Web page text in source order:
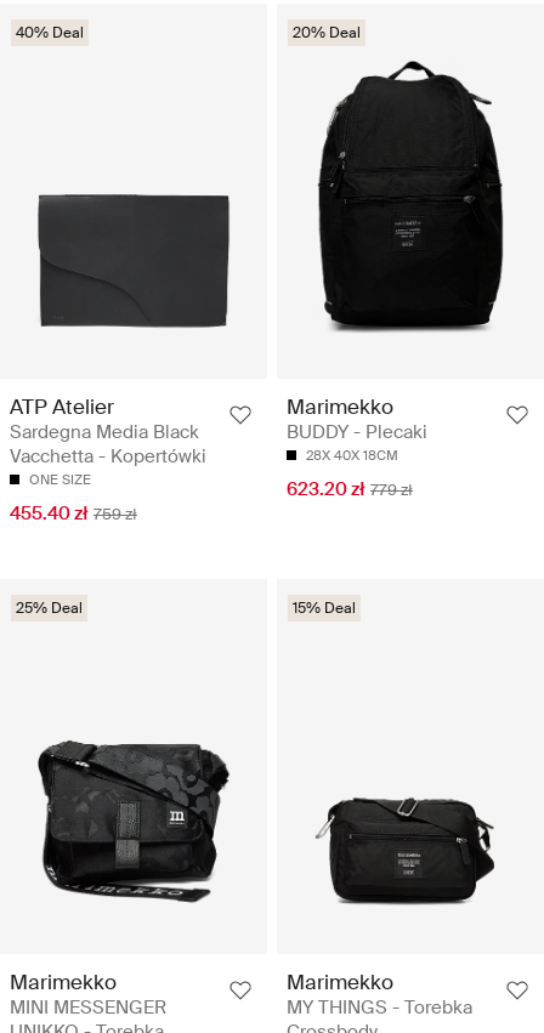
40% Deal
ATP Atelier
Sardegna Media Black
Vacchetta - Kopertówki
ONE SIZE
455.40 zł 759 zł
20% Deal
Marimekko
BUDDY - Plecaki
28X 40X 18CM
623.20 zł 779 zł
25% Deal
Marimekko
MINI MESSENGER
15% Deal
Marimekko
MY THINGS - Torebka